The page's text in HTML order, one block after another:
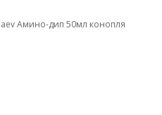
Амино-дип 50мл конопля